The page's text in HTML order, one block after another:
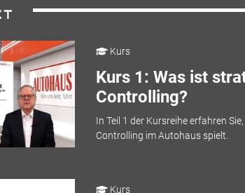
Kurs
Kurs 1: Was ist
Controlling?
In Teil 1 der Kursreihe erfahren
Controlling im Autohaus spielt.
Kurs